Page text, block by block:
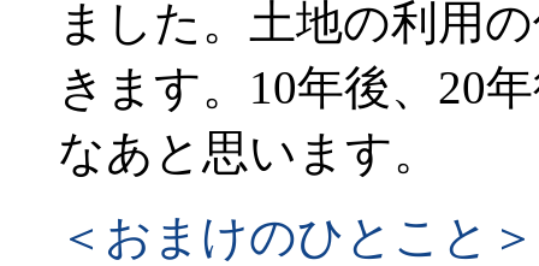
ました。土地の利用
きます。10年後、20
なあと思います。
＜おまけのひとこと＞